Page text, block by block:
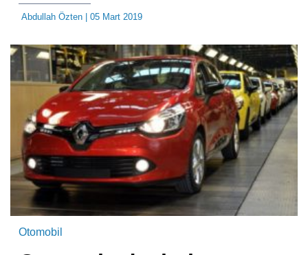
Abdullah Özten | 05 Mart 2019
Otomobil